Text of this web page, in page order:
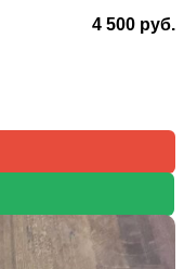
4 500 руб.